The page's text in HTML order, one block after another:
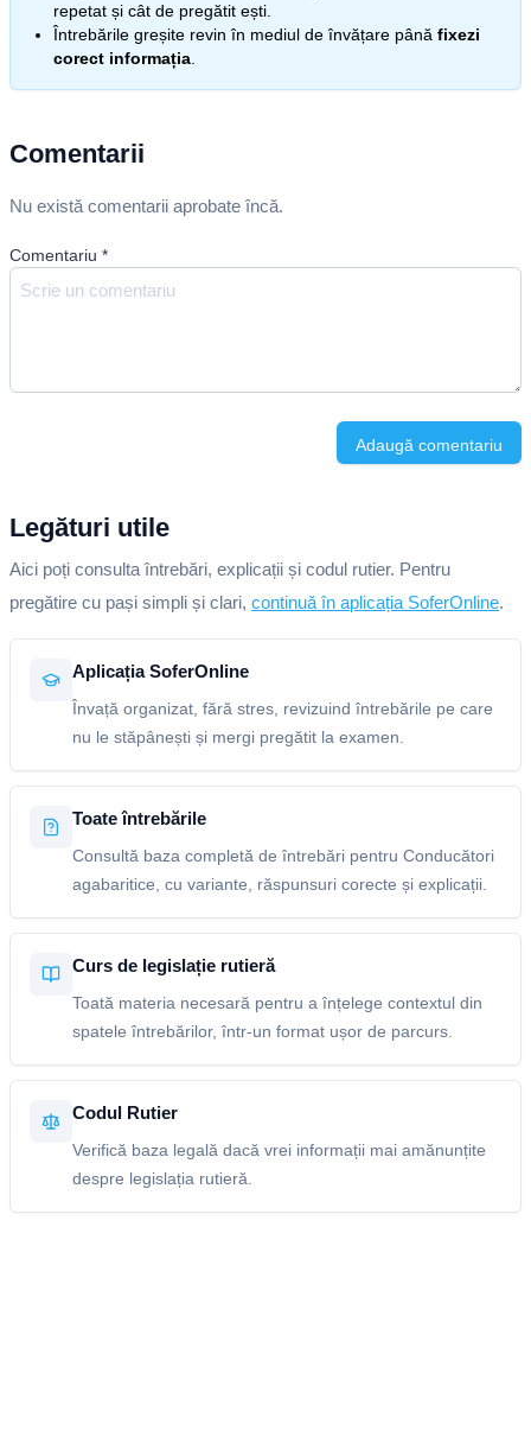
repetat și cât de pregătit ești.
Întrebările greșite revin în mediul de învățare până fixezi
corect informația
Comentarii
Nu există comentarii aprobate încă.
Comentariu *
Adaugă comentariu
Legături utile
Aici poți consulta întrebări, explicații și codul rutier. Pentru
pregătire cu pași simpli și clari, continuă în aplicația SoferOnline.
Aplicația SoferOnline
Învață organizat, fără stres, revizuind întrebările pe care
nu le stăpânești și mergi pregătit la examen.
Toate întrebările
Consultă baza completă de întrebări pentru Conducători
agabaritice, cu variante, răspunsuri corecte și explicații.
Curs de legislație rutieră
Toată materia necesară pentru a înțelege contextul din
spatele întrebărilor, într-un format ușor de parcurs.
Codul Rutier
Verifică baza legală dacă vrei informații mai amănunțite
despre legislația rutieră.